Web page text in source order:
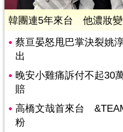
韓團連5年來台 他濃妝
蔡亘晏怒甩巴掌決裂姚
出
晚安小雞痛訴付不起30
賠
高橋文哉首來台
粉